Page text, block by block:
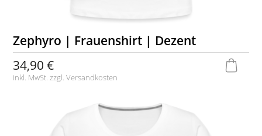
Zephyro | Frauenshirt | Dezent
34,90 €
inkl. MwSt. zzgl.Versandkosten